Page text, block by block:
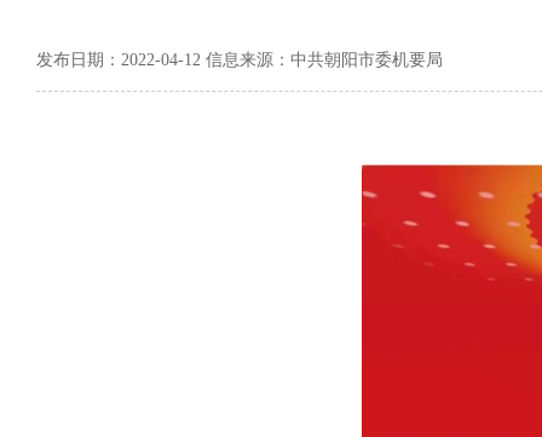
发布日期：2022-04-12 信息来源：中共朝阳市委机要局